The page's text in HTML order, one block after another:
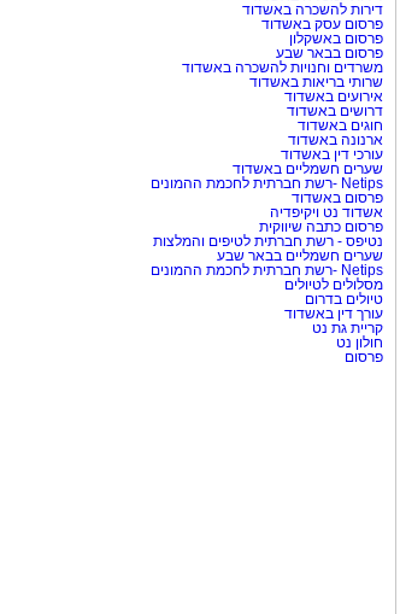
והתמודדות עם האובדן. בוי
להיזכר ואת הצורך
בביטוי "עוד נרקוד", שהפך
שונאי ישראל באשר הם?. ראשית
יותר מאשר שריד ישן נושן
לישראל או ליהודים
באי האנגלי המתפורר.
ולמסיבת הנובה
לפני בואו נתענג על השיר
דירות להשכרה באשדוד
פרסום עסק באשדוד
פרסום באשקלון
פרסום בבאר שבע
משרדים וחנויות להשכרה באשדוד
שרותי בריאות באשדוד
אירועים באשדוד
דרושים באשדוד
חוגים באשדוד
ארנונה באשדוד
עורכי דין באשדוד
שערים חשמליים באשדוד
Netips -רשת חברתית לחכמת ההמונים
פרסום באשדוד
אשדוד נט ויקיפדיה
פרסום כתבה שיווקית
נטיפס - רשת חברתית לטיפים והמלצות
שערים חשמליים בבאר שבע
Netips -רשת חברתית לחכמת ההמונים
מסלולים לטיולים
טיולים בדרום
עורך דין באשדוד
קריית גת נט
חולון נט
פרסום